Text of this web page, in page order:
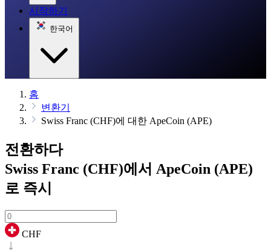
시작하기
한국어
홈
변환기
Swiss Franc (CHF)에 대한 ApeCoin (APE)
전환하다
Swiss Franc (CHF)에서 ApeCoin (APE)
로 즉시
CHF